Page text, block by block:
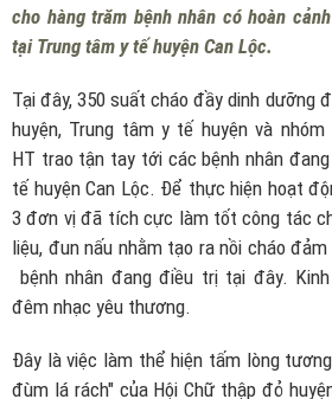
cho hàng trăm bệnh nhân có hoàn
tại Trung tâm y tế huyện Can Lộc.
Tại đây, 350 suất cháo đầy dinh dưỡng
huyện, Trung tâm y tế huyện và
HT trao tận tay tới các bệnh nhân
tế huyện Can Lộc. Để thực hiện hoạt
3 đơn vị đã tích cực làm tốt công tác
liệu, đun nấu nhằm tạo ra nồi cháo
bệnh nhân đang điều trị tại đây.
đêm nhạc yêu thương.
Đây là việc làm thể hiện tấm lòng
đùm lá rách" của Hội Chữ thập đỏ